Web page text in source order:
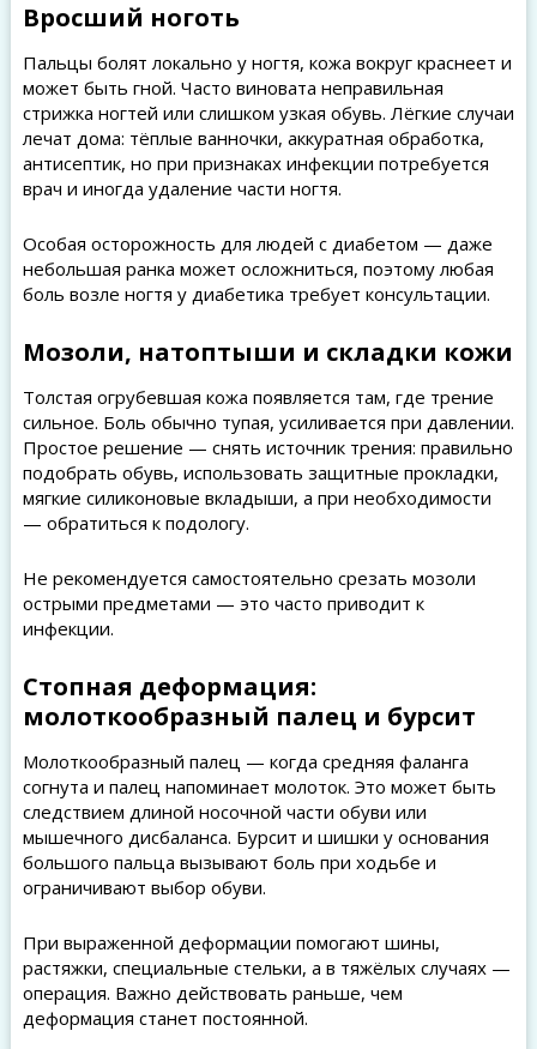
Вросший ноготь
Пальцы болят локально у ногтя, кожа вокруг краснеет и
может быть гной. Часто виновата неправильная
стрижка ногтей или слишком узкая обувь. Лёгкие случаи
лечат дома: тёплые ванночки, аккуратная обработка,
антисептик, но при признаках инфекции потребуется
врач и иногда удаление части ногтя.
Особая осторожность для людей с диабетом — даже
небольшая ранка может осложниться, поэтому любая
боль возле ногтя у диабетика требует консультации.
Мозоли, натоптыши и складки кожи
Толстая огрубевшая кожа появляется там, где трение
сильное. Боль обычно тупая, усиливается при давлении.
Простое решение — снять источник трения: правильно
подобрать обувь, использовать защитные прокладки,
мягкие силиконовые вкладыши, а при необходимости
— обратиться к подологу.
Не рекомендуется самостоятельно срезать мозоли
острыми предметами — это часто приводит к
инфекции.
Стопная деформация:
молоткообразный палец и бурсит
Молоткообразный палец — когда средняя фаланга
согнута и палец напоминает молоток. Это может быть
следствием длиной носочной части обуви или
мышечного дисбаланса. Бурсит и шишки у основания
большого пальца вызывают боль при ходьбе и
ограничивают выбор обуви.
При выраженной деформации помогают шины,
растяжки, специальные стельки, а в тяжёлых случаях —
операция. Важно действовать раньше, чем
деформация станет постоянной.